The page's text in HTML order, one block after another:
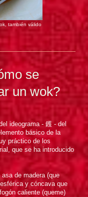
también válido
se
un wok?
ideograma - 鑊 - del
básico de la
práctico de los
que se ha introducido
de madera (que
y cóncava que
caliente (queme)